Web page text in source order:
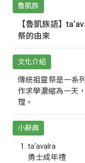
魯凱族
【魯凱族語】
祭的由來
文化介紹
傳統祖靈祭是一系
作求學濃縮為一天
理。
小辭典
ta‘avalra
勇士成年禮